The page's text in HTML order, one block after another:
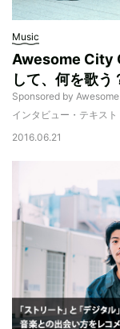
Music
Awesome City
して、何を歌う
Sponsored by
インタビュー・テキス
2016.06.21